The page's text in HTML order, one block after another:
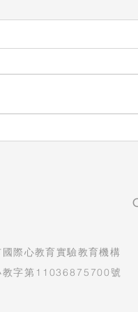
國際心教育實驗教育機構
教字第11036875700號